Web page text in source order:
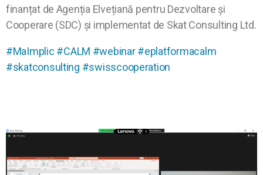
finanțat de Agenția Elvețiană pentru Dezvoltare și
Cooperare (SDC) și implementat de Skat Consulting Ltd.
#MaImplic #CALM #webinar #eplatformacalm
#skatconsulting #swisscooperation